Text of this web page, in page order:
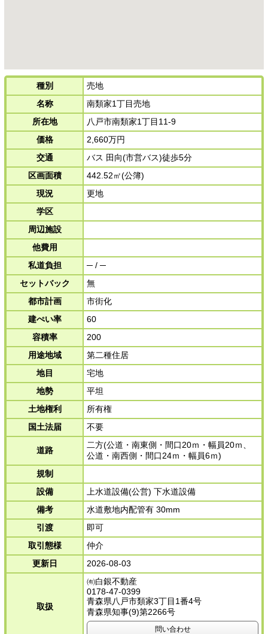
種別
売地
名称
南類家1丁目売地
所在地
八戸市南類家1丁目11-9
価格
2,660万円
交通
バス 田向(市営バス)徒歩5分
区画面積
442.52㎡(公簿)
現況
更地
学区
周辺施設
他費用
私道負担
─ / ─
セットバック
無
都市計画
市街化
建ぺい率
60
容積率
200
用途地域
第二種住居
地目
宅地
地勢
平坦
土地権利
所有権
国土法届
不要
道路
二方(公道・南東側・間口20ｍ・幅員20ｍ、
公道・南西側・間口24ｍ・幅員6ｍ)
規制
設備
上水道設備(公営) 下水道設備
備考
水道敷地内配管有 30mm
引渡
即可
取引態様
仲介
更新日
2026-08-03
取扱
㈲白銀不動産
0178-47-0399
青森県八戸市類家3丁目1番4号
青森県知事(9)第2266号
問い合わせ